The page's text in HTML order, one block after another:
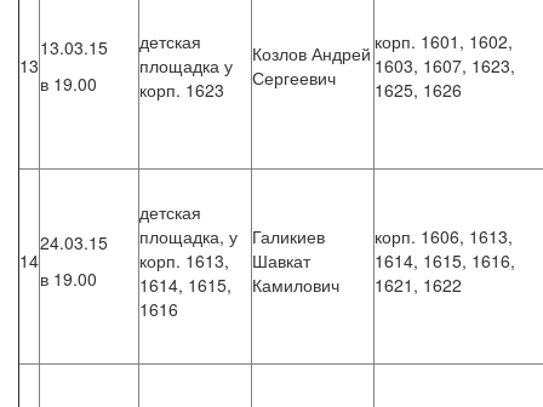
13
13.03.15
в 19.00
детская
площадка у
корп. 1623
Козлов Андрей
Сергеевич
корп. 1601, 1602,
1603, 1607, 1623,
1625, 1626
14
24.03.15
в 19.00
детская
площадка, у
корп. 1613,
1614, 1615,
1616
Галикиев
Шавкат
Камилович
корп. 1606, 1613,
1614, 1615, 1616,
1621, 1622